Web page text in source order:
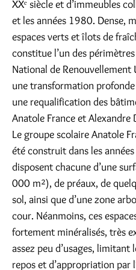
XXᵉ siècle et d’immeubles
et les années 1980. Dense,
espaces verts et îlots de
constitue l’un des
National de
une transformation
une requalification des
Anatole France et Alexandre
Le groupe scolaire Anatole
été construit dans les
disposent chacune d’une
000 m²), de préaux, de
sol, ainsi que d’une zone
cour. Néanmoins, ces
fortement minéralisés, très
assez peu d’usages, limitant
repos et d’appropriation par